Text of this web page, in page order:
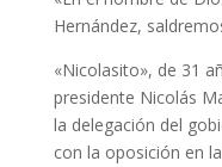
Hernández,
«Nicolasito», de 31
presidente Nicolás
la delegación del
con la oposición en